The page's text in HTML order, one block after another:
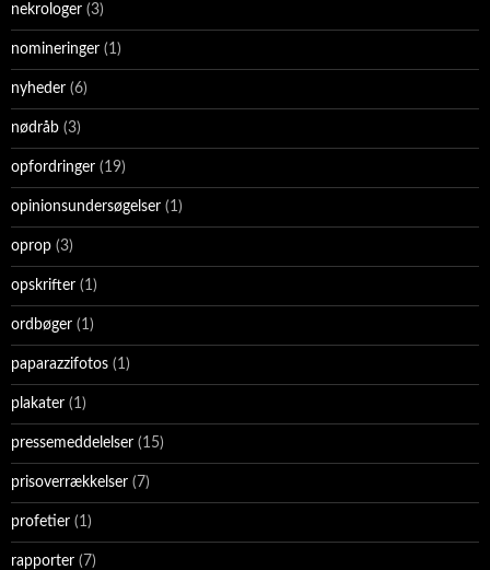
nekrologer (3)
nomineringer (1)
nyheder (6)
nødråb (3)
opfordringer (19)
opinionsundersøgelser (1)
oprop (3)
opskrifter (1)
ordbøger (1)
paparazzifotos (1)
plakater (1)
pressemeddelelser (15)
prisoverrækkelser (7)
profetier (1)
rapporter (7)